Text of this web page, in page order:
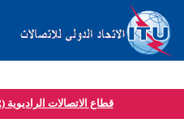
قطاع الاتصالات الراديوية (ITU-R)